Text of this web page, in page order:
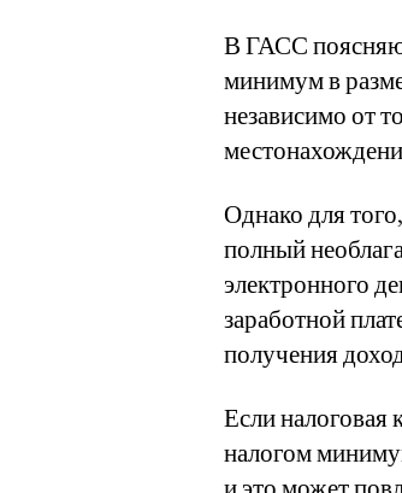
В ГАСС
минимум в
независимо от
Однако для
полный
электронного
заработной
получения
Если налоговая
налогом